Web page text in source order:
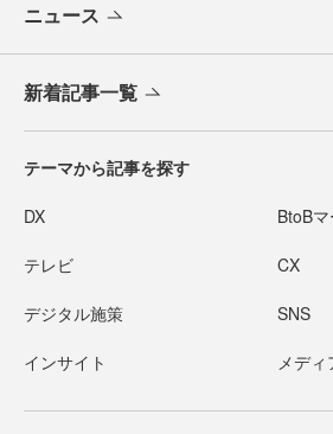
ニュース
新着記事一覧
テーマから記事を探す
DX BtoB
テレビ CX
デジタル施策 SNS
インサイト メデ